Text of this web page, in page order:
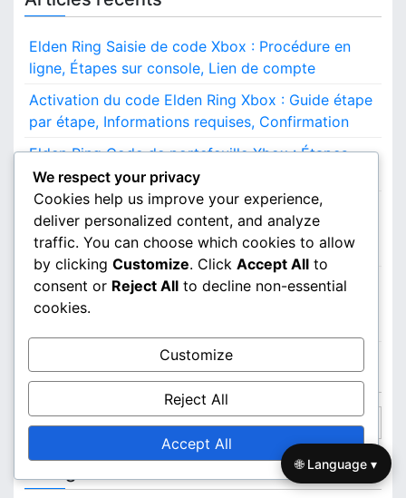
Elden Ring Saisie de code Xbox : Procédure en
ligne, Étapes sur console, Lien de compte
Activation du code Elden Ring Xbox : Guide étape
par étape, Informations requises, Confirmation
Elden Ring Code de portefeuille Xbox : Étapes
d’entrée, Confirmation d’achat, Détails d’activation
Elden Ring Accès aux Extras Numériques
PlayStation : Processus de déblocage,
Disponibilité du contenu, Méthodes d’accès
Elden Ring Édition Deluxe Bonus : Réclamation
des extras numériques, Disponibilité du contenu,
Recherche
S
a
r
We respect your privacy
Cookies help us improve your experience,
deliver personalized content, and analyze
traffic. You can choose which cookies to allow
by clicking Customize. Click Accept All to
consent or Reject All to decline non-essential
cookies.
Customize
Reject All
Accept All
🌐 Language ▾